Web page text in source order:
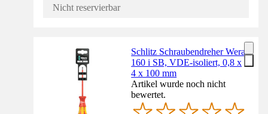
Nicht reservierbar
Schlitz Schraubendreher Wera
160 i SB, VDE-isoliert, 0,8 x
4 x 100 mm
Artikel wurde noch nicht
bewertet.